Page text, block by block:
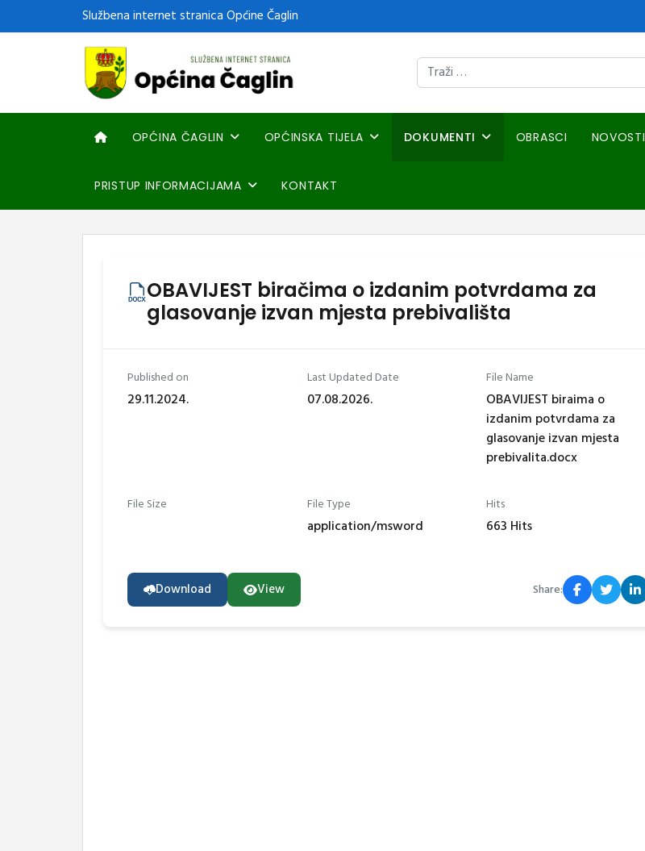
Službena internet stranica Općine Čaglin
OPĆINA ČAGLIN OPĆINSKA TIJELA DOKUMENTI OBRASCI NOVOSTI
PRISTUP INFORMACIJAMA KONTAKT
OBAVIJEST biračima o izdanim potvrdama za
glasovanje izvan mjesta prebivališta
Published on
29.11.2024.
Last Updated Date
07.08.2026.
File Name
OBAVIJEST biraima o
izdanim potvrdama za
glasovanje izvan mjesta
prebivalita.docx
File Size File Type
application/msword
Hits
663 Hits
Download View Share: